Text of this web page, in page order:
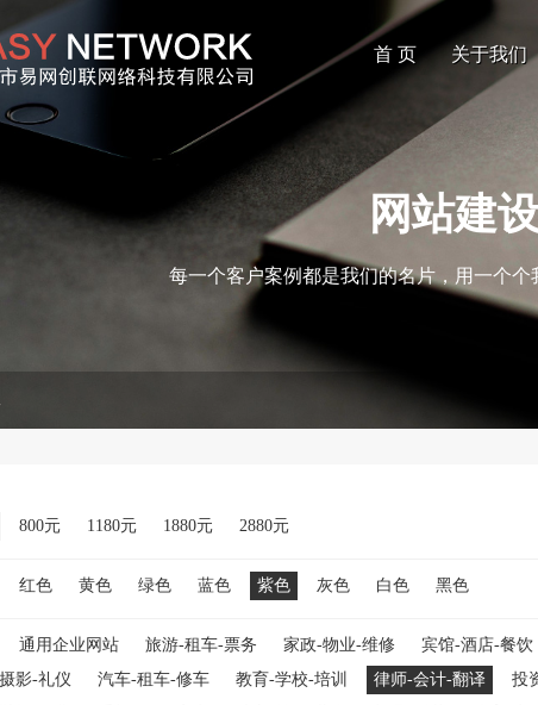
首 页 关于我们
网站建
每一个客户案例都是我们的名片，用一个个
800元 1180元 1880元 2880元
红色 黄色 绿色 蓝色 紫色 灰色 白色 黑色
通用企业网站 旅游-租车-票务 家政-物业-维修 宾馆-酒店-餐饮
影-礼仪
汽车-租车-修车 教育-学校-培训 律师-会计-翻译 投